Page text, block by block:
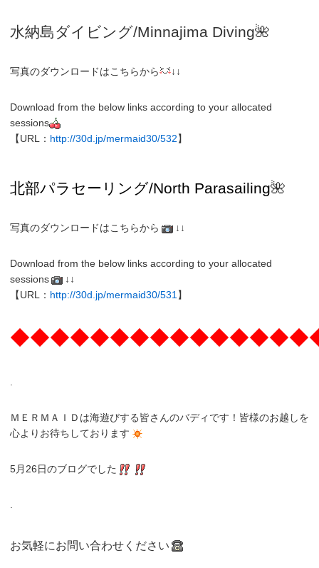
水納島ダイビング/Minnajima Diving🌺
写真のダウンロードはこちらから ↓↓
Download from the below links according to your allocated
sessions
【URL： http://30d.jp/mermaid30/532】
北部パラセーリング/North Parasailing🌺
写真のダウンロードはこちらから ↓↓
Download from the below links according to your allocated
sessions
↓↓
【URL： http://30d.jp/mermaid30/531 】
ＭＥＲＭＡＩＤは海遊びする皆さんのバディです！皆様のお越しを
心よりお待ちしております
5月26日のブログでした
お気軽にお問い合わせください